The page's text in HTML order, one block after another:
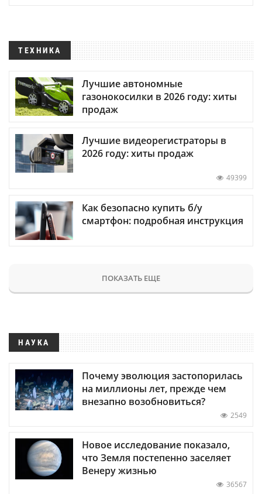
ТЕХНИКА
Лучшие автономные
газонокосилки в 2026 году: хиты
продаж
Лучшие видеорегистраторы в
2026 году: хиты продаж
49399
Как безопасно купить б/у
смартфон: подробная инструкция
ПОКАЗАТЬ ЕЩЕ
НАУКА
Почему эволюция застопорилась
на миллионы лет, прежде чем
внезапно возобновиться?
2549
Новое исследование показало,
что Земля постепенно заселяет
Венеру жизнью
36567